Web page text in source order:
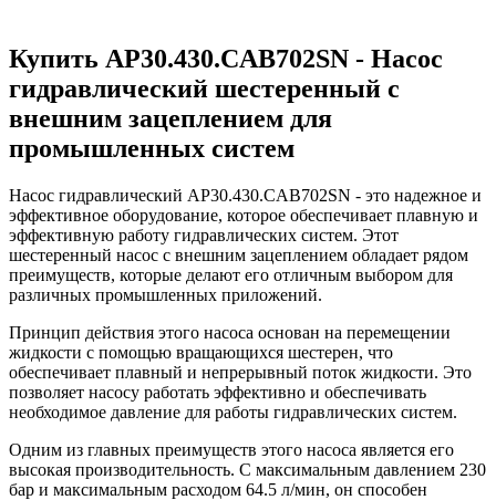
Купить AP30.430.CAB702SN - Насос
гидравлический шестеренный с
внешним зацеплением для
промышленных систем
Насос гидравлический AP30.430.CAB702SN - это надежное и
эффективное оборудование, которое обеспечивает плавную и
эффективную работу гидравлических систем. Этот
шестеренный насос с внешним зацеплением обладает рядом
преимуществ, которые делают его отличным выбором для
различных промышленных приложений.
Принцип действия этого насоса основан на перемещении
жидкости с помощью вращающихся шестерен, что
обеспечивает плавный и непрерывный поток жидкости. Это
позволяет насосу работать эффективно и обеспечивать
необходимое давление для работы гидравлических систем.
Одним из главных преимуществ этого насоса является его
высокая производительность. С максимальным давлением 230
бар и максимальным расходом 64.5 л/мин, он способен